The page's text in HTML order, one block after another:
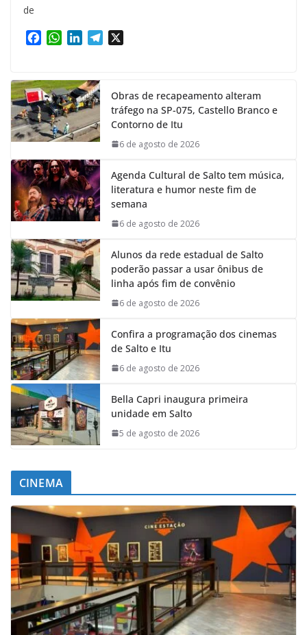
de
e
b
o
o
k
W
t
s
A
p
p
k
e
d
I
n
m
Obras de recapeamento alteram
tráfego na SP-075, Castello Branco e
Contorno de Itu
6 de agosto de 2026
Agenda Cultural de Salto tem música,
literatura e humor neste fim de
semana
6 de agosto de 2026
Alunos da rede estadual de Salto
poderão passar a usar ônibus de
linha após fim de convênio
6 de agosto de 2026
Confira a programação dos cinemas
de Salto e Itu
6 de agosto de 2026
Bella Capri inaugura primeira
unidade em Salto
5 de agosto de 2026
CINEMA